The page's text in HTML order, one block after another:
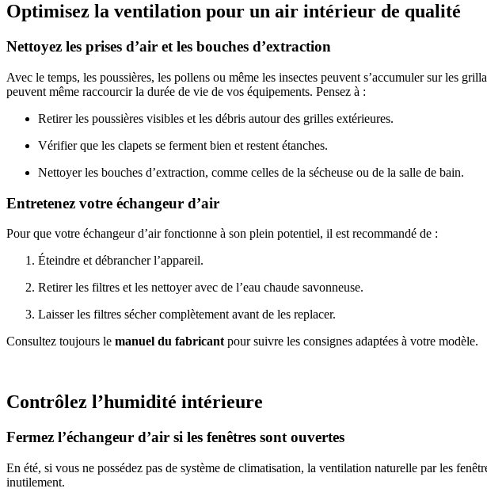
Optimisez la ventilation pour un air intérieur de qualité
Nettoyez les prises d’air et les bouches d’extraction
Avec le temps, les poussières, les pollens ou même les insectes peuvent s’accumuler sur les
peuvent même raccourcir la durée de vie de vos équipements. Pensez à :
Retirer les poussières visibles et les débris autour des grilles extérieures.
Vérifier que les clapets se ferment bien et restent étanches.
Nettoyer les bouches d’extraction, comme celles de la sécheuse ou de la salle de bain.
Entretenez votre échangeur d’air
Pour que votre échangeur d’air fonctionne à son plein potentiel, il est recommandé de :
Éteindre et débrancher l’appareil.
Retirer les filtres et les nettoyer avec de l’eau chaude savonneuse.
Laisser les filtres sécher complètement avant de les replacer.
Consultez toujours le manuel du fabricant pour suivre les consignes adaptées à votre modèle.
Contrôlez l’humidité intérieure
Fermez l’échangeur d’air si les fenêtres sont ouvertes
En été, si vous ne possédez pas de système de climatisation, la ventilation naturelle par les
inutilement.